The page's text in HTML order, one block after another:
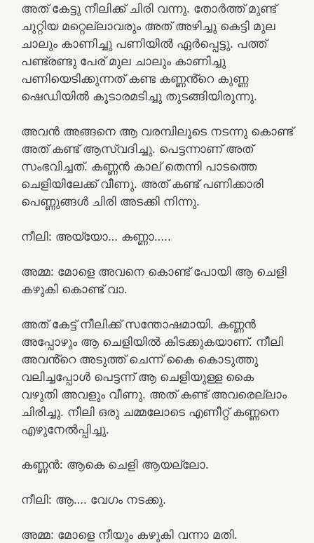
അത് കേട്ടു നീലിക്ക് ചിരി വന്നു. തോർത്ത്‌ മുണ്ട്
ചുറ്റിയ മറ്റെല്ലാവരും അത് അഴിച്ചു കെട്ടി മുല
ചാലും കാണിച്ചു പണിയിൽ ഏർപ്പെട്ടു. പത്ത്
പണ്ട്രണ്ടു പേര് മുല ചാലും കാണിച്ചു
പണിയെടിക്കുന്നത് കണ്ട കണ്ണൻ്റെ കുണ്ണ
ഷെഡിയിൽ കൂടാരമടിച്ചു തുടങ്ങിയിരുന്നു.
അവൻ അങ്ങനെ ആ വരമ്പിലൂടെ നടന്നു കൊണ്ട്
അത് കണ്ട് ആസ്വദിച്ചു. പെട്ടന്നാണ് അത്
സംഭവിച്ചത്. കണ്ണൻ കാല് തെന്നി പാടത്തെ
ചെളിയിലേക്ക് വീണു. അത് കണ്ട് പണിക്കാരി
പെണ്ണുങ്ങൾ ചിരി അടക്കി നിന്നു.
നീലി: അയ്യോ… കണ്ണാ…..
അമ്മ: മോളെ അവനെ കൊണ്ട് പോയി ആ ചെളി
കഴുകി കൊണ്ട് വാ.
അത് കേട്ട് നീലിക്ക് സന്തോഷമായി. കണ്ണൻ
അപ്പോഴും ആ ചെളിയിൽ കിടക്കുകയാണ്. നീലി
അവൻ്റെ അടുത്ത് ചെന്ന് കൈ കൊടുത്തു
വലിച്ചപ്പോൾ പെട്ടന്ന് ആ ചെളിയുള്ള കൈ
വഴുതി അവളും വീണു. അത് കണ്ട് അവരെല്ലാം
ചിരിച്ചു. നീലി ഒരു ചമ്മലോടെ എണീറ്റ് കണ്ണനെ
എഴുനേൽപ്പിച്ചു.
കണ്ണൻ: ആകെ ചെളി ആയല്ലോ.
നീലി: ആ…. വേഗം നടക്കു.
അമ്മ: മോളെ നീയും കഴുകി വന്നാ മതി.